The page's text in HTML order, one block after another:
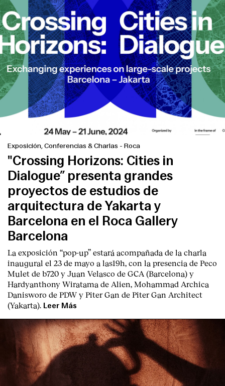
Index
Exposición, Conferencias & Charlas - Roca
"Crossing Horizons: Cities in
Dialogue” presenta grandes
proyectos de estudios de
arquitectura de Yakarta y
Barcelona en el Roca Gallery
Barcelona
La exposición “pop-up” estará acompañada de la charla
inaugural el 23 de mayo a las19h, con la presencia de Peco
Mulet de b720 y Juan Velasco de GCA (Barcelona) y
Hardyanthony Wiratama de Alien, Mohammad Archica
Danisworo de PDW y Piter Gan de Piter Gan Architect
(Yakarta). Leer Más